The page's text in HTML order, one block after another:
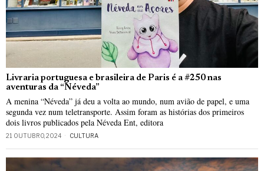
Livraria portuguesa e brasileira de Paris é a #250 nas
aventuras da “Néveda”
A menina “Néveda” já deu a volta ao mundo, num avião de papel, e uma
segunda vez num teletransporte. Assim foram as histórias dos primeiros
dois livros publicados pela Néveda Ent, editora
21 OUTUBRO, 2024 CULTURA